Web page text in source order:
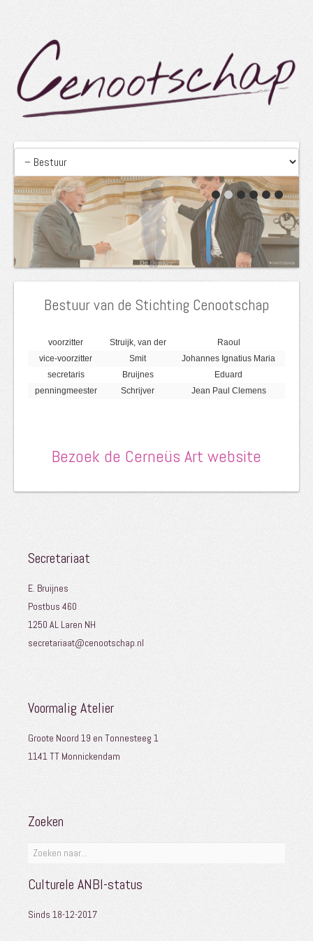
Bestuur van de Stichting Cenootschap
voorzitter Struijk, van der
Raoul
vice-voorzitter
Smit
Johannes Ignatius Maria
secretaris
Bruijnes
Eduard
penningmeester
Schrijver Jean Paul Clemens
Bezoek de Cerneüs Art website
Secretariaat
E. Bruijnes
Postbus 460
1250 AL Laren NH
secretariaat@cenootschap.nl
Voormalig Atelier
Groote Noord 19 en Tonnesteeg 1
1141 TT Monnickendam
Zoeken
Culturele ANBI-status
Sinds 18-12-2017